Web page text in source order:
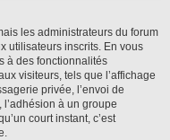
les administrateurs du forum
utilisateurs inscrits. En vous
à des fonctionnalités
visiteurs, tels que l’affichage
privée, l’envoi de
à un groupe
court instant, c’est